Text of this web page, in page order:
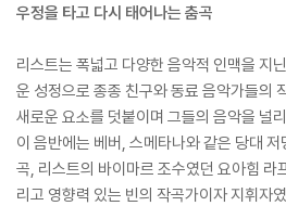
우정을 타고 다시 태어나는 춤곡
리스트는 폭넓고 다양한 음악적 인맥을 지
운 성정으로 종종 친구와 동료 음악가들의
새로운 요소를 덧붙이며 그들의 음악을 널
이 음반에는 베버, 스메타나와 같은 당대
곡, 리스트의 바이마르 조수였던 요아힘 라
리고 영향력 있는 빈의 작곡가이자 지휘자